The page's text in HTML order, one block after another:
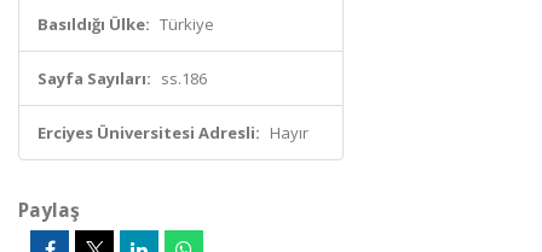
Basıldığı Ülke: Türkiye
Sayfa Sayıları: ss.186
Erciyes Üniversitesi Adresli: Hayır
Paylaş